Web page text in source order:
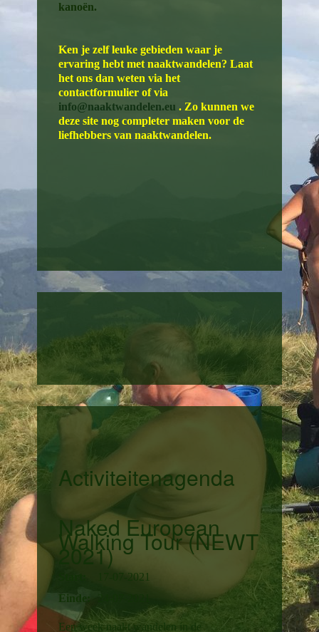
kanoën.
Ken je zelf leuke gebieden waar je
ervaring hebt met naaktwandelen? Laat
het ons dan weten via het
contactformulier of via
info@naaktwandelen.eu . Zo kunnen we
deze site nog completer maken voor de
liefhebbers van naaktwandelen.
Activiteitenagenda
Naked European
Walking Tour (NEWT
2021)
17-07-2021
Einde:
Een week naakt wandelen in de